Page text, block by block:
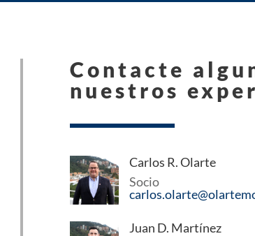
Contacte
nuestros
Carlos R. Olarte
Socio
Juan D. Martínez